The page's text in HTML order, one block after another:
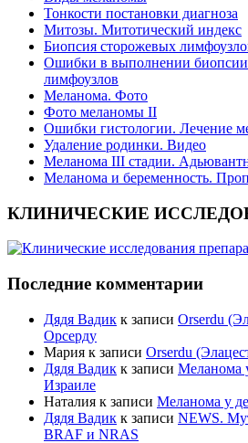
Тонкости постановки диагноза
Митозы. Митотический индекс
Биопсия сторожевых
Ошибки в выполнении
лимфоузлов
Меланома. Фото
Фото меланомы II
Ошибки гистологии. Лечение
Удаление родинки. Видео
Меланома III стадии.
Меланома и беременность.
КЛИНИЧЕСКИЕ
Последние комментарии
Дядя Вадик к записи Orserdu
Орсерду
Мария к записи Orserdu
Дядя Вадик к записи Меланома
Израиле
Наталия к записи Меланома у
Дядя Вадик к записи NEWS.
BRAF и NRAS